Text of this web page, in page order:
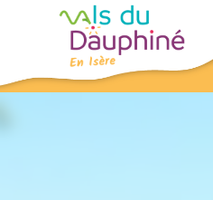
Panneau de gestion des cookies